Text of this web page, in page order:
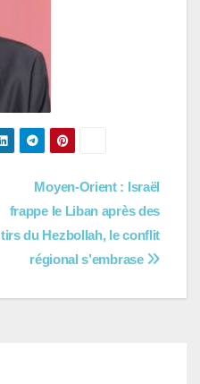
Moyen-Orient : Israël
frappe le Liban après des
tirs du Hezbollah, le conflit
régional s’embrase